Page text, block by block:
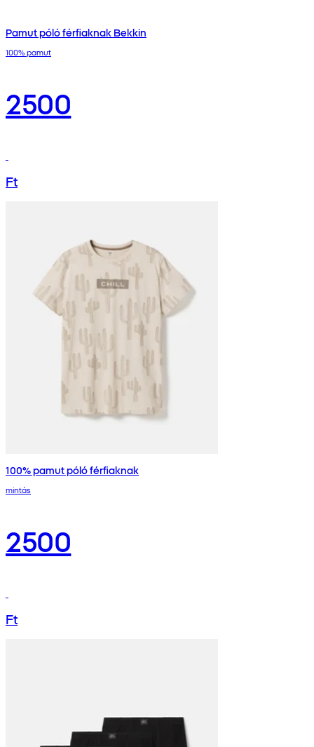
Pamut póló férfiaknak Bekkin
100% pamut
2500
Ft
100% pamut póló férfiaknak
mintás
2500
Ft